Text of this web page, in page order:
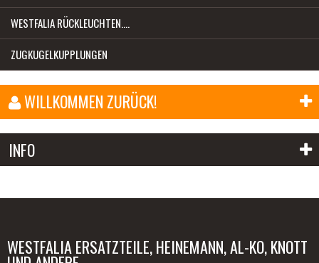
WESTFALIA RÜCKLEUCHTEN....
ZUGKUGELKUPPLUNGEN
WILLKOMMEN ZURÜCK!
E-Mail-Adresse:
INFO
WESTFALIA ERSATZTEILE, HEINEMANN, AL-KO, KNOTT